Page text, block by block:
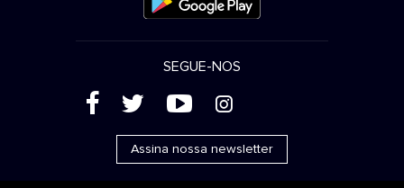
SEGUE-NOS
( ' + &
Assina nossa newsletter